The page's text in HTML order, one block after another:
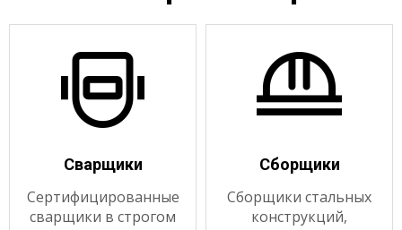
Сварщики
Сертифицированные
сварщики в строгом
Сборщики
Сборщики стальных
конструкций,